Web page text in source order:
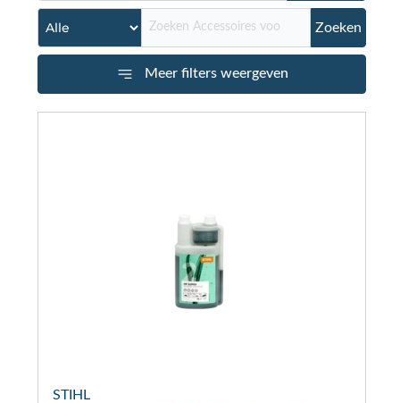
Zoeken
Meer filters weergeven
STIHL